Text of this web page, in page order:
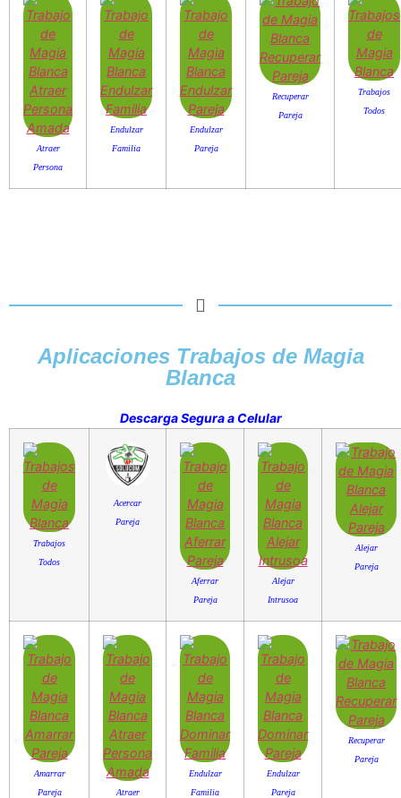
Atraer
Persona
Endulzar
Familia
Endulzar
Pareja
Recuperar
Pareja
Trabajos
Todos
Aplicaciones Trabajos de Magia
Blanca
Descarga Segura a Celular
Trabajos
Todos
Acercar
Pareja
Aferrar
Pareja
Alejar
Intrusoa
Alejar
Pareja
Amarrar
Pareja
Atraer
Endulzar
Familia
Endulzar
Pareja
Recuperar
Pareja